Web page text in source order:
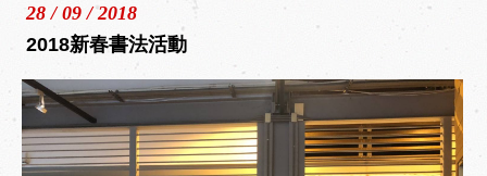
28 / 09 / 2018
2018新春書法活動